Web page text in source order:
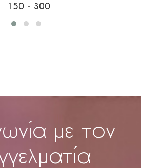
- 300
με τον